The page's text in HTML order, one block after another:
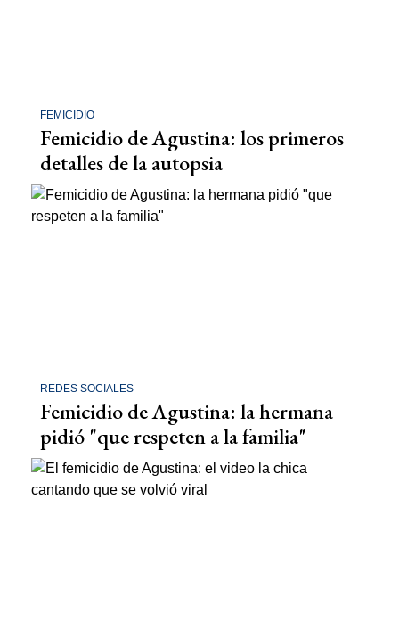
FEMICIDIO
Femicidio de Agustina: los primeros
detalles de la autopsia
REDES SOCIALES
Femicidio de Agustina: la hermana
pidió "que respeten a la familia"